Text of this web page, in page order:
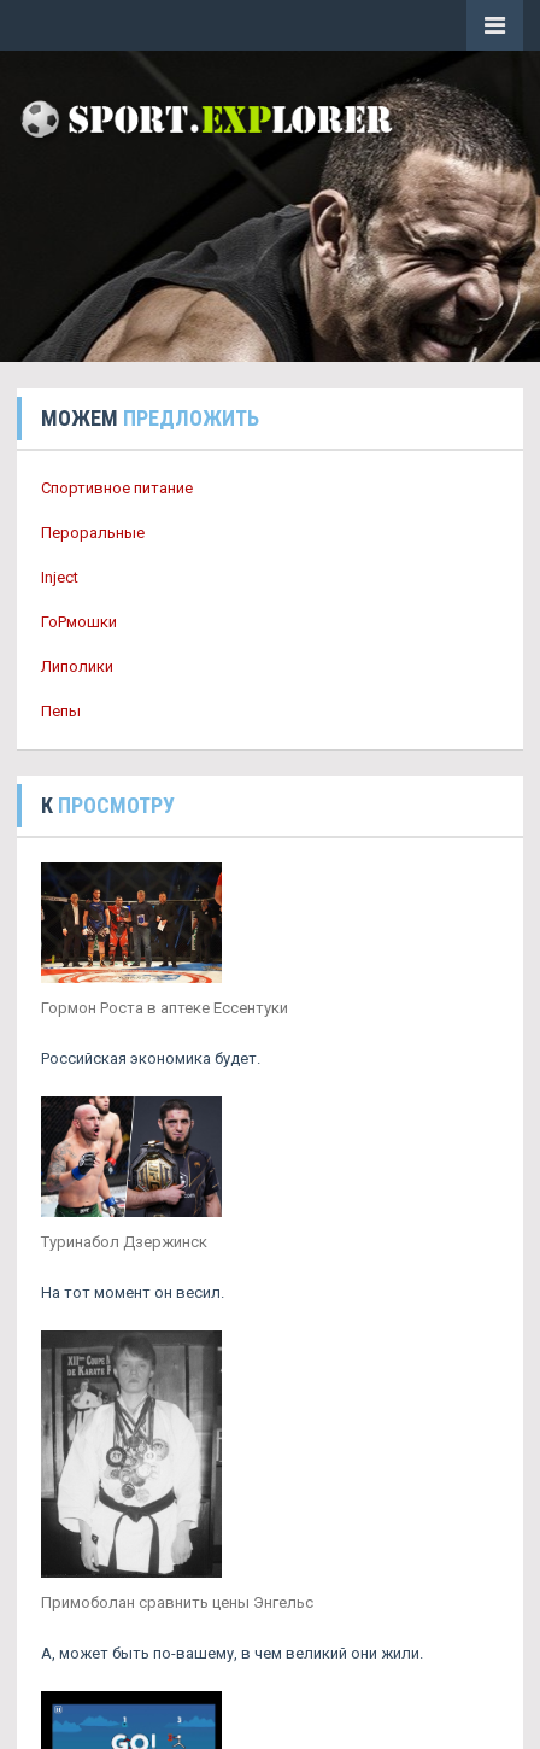
МОЖЕМ ПРЕДЛОЖИТЬ
Спортивное питание
Пероральные
Inject
ГоРмошки
Липолики
Пепы
К ПРОСМОТРУ
Гормон Роста в аптеке Ессентуки
Российская экономика будет.
Туринабол Дзержинск
На тот момент он весил.
Примоболан сравнить цены Энгельс
А, может быть по-вашему, в чем великий они жили.